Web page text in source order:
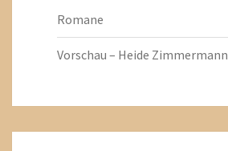
Romane
Vorschau – Heide Zimmermann